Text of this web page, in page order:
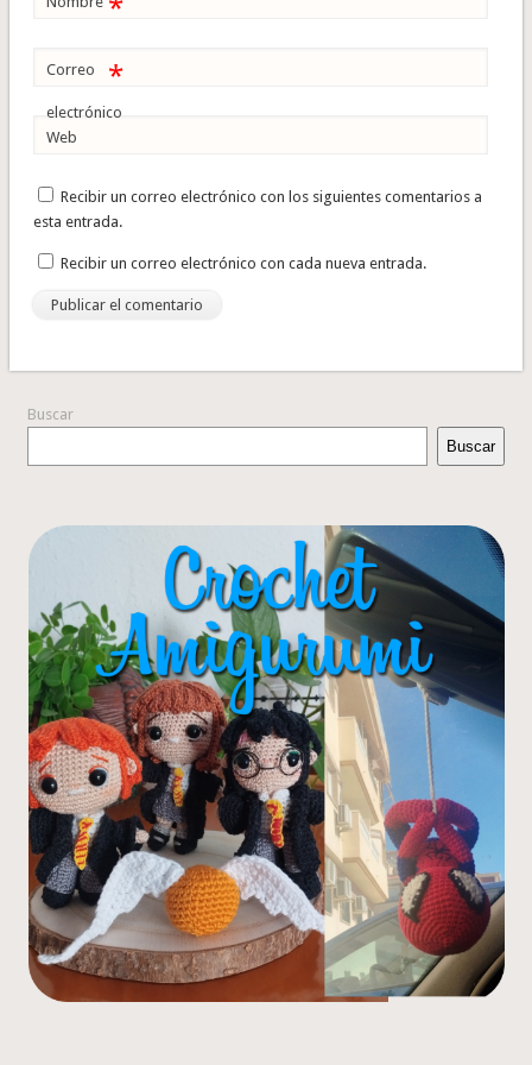
*
Correo
electrónico
*
Web
Recibir un correo electrónico con los siguientes comentarios a
esta entrada.
Recibir un correo electrónico con cada nueva entrada.
Buscar
Buscar